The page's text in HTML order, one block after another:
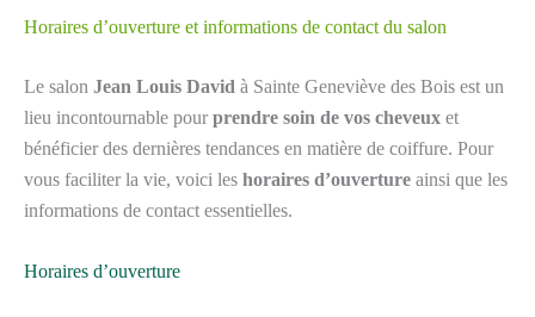
Horaires d’ouverture et informations de contact du salon
Le salon Jean Louis David à Sainte Geneviève des Bois est un
lieu incontournable pour prendre soin de vos cheveux et
bénéficier des dernières tendances en matière de coiffure. Pour
vous faciliter la vie, voici les horaires d’ouverture ainsi que les
informations de contact essentielles.
Horaires d’ouverture